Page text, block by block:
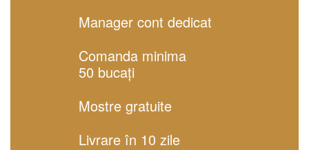
Manager cont dedicat
Comanda minima
50 bucați
Mostre gratuite
Livrare în 10 zile